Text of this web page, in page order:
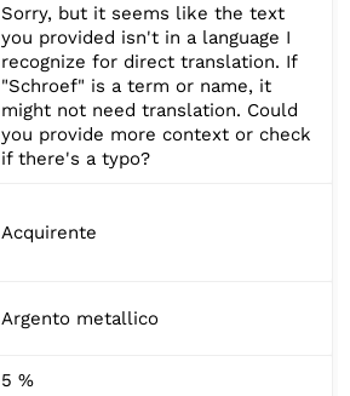
Sorry, but it seems like the text
you provided isn't in a language I
recognize for direct translation. If
"Schroef" is a term or name, it
might not need translation. Could
you provide more context or check
if there's a typo?
Acquirente
Argento metallico
5 %